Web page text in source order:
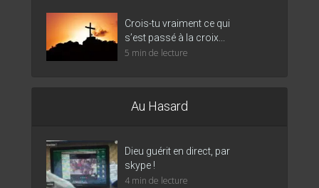
Crois-tu vraiment ce qui
s’est passé à la croix...
5 min de lecture
Au Hasard
Dieu guérit en direct, par
skype !
4 min de lecture